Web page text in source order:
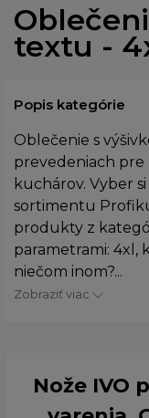
textu -
Popis kategórie
Oblečenie s
prevedeniach
kuchárov. Vyber
sortimentu
produkty z
parametrami: 4xl,
niečom inom?...
Zobraziť viac
Nože IVO